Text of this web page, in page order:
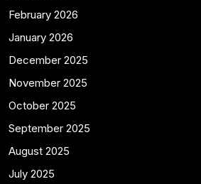
February 2026
January 2026
December 2025
November 2025
October 2025
September 2025
August 2025
July 2025